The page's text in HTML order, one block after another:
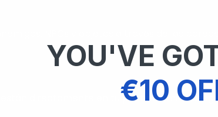
NPCs y objetos a través de las
directamente en tu punto de mira,
YOU'VE
€10